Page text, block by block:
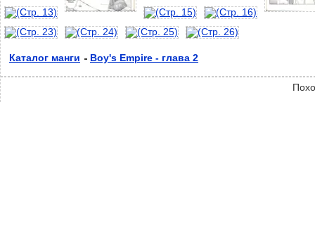
Каталог манги Boy's Empire - глава 2